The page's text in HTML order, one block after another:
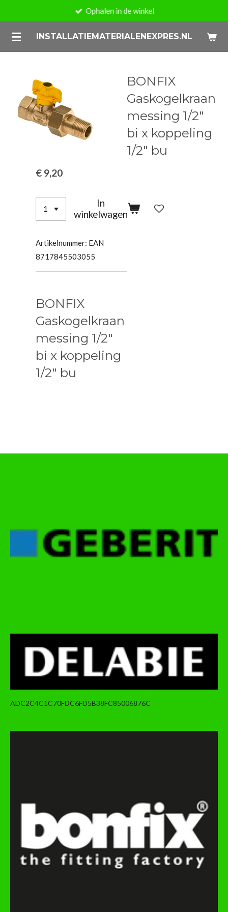
naar
de
INSTALLATIEMATERIALENEXPRES.NL
Ophalen in de winkel
BONFIX
Gaskogelkraan
messing 1/2"
bi x koppeling
1/2" bu
€ 9,20
In
winkelwagen
Artikelnummer: EAN
8717845503055
BONFIX
Gaskogelkraan
messing 1/2"
bi x koppeling
1/2" bu
ADC2C4C1C70FDC6FD5B38FC85006876C